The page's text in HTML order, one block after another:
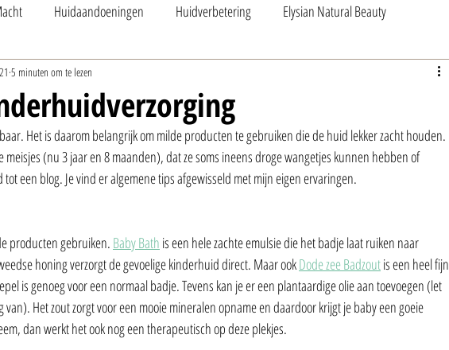
Huidaandoeningen Huidverbetering Elysian Natural Beauty
5 minuten om te lezen
Het is daarom belangrijk om milde producten te gebruiken die de huid lekker zacht houden.
meisjes (nu 3 jaar en 8 maanden), dat ze soms ineens droge wangetjes kunnen hebben of
een blog. Je vind er algemene tips afgewisseld met mijn eigen ervaringen.
producten gebruiken. Baby Bath is een hele zachte emulsie die het badje laat ruiken naar
honing verzorgt de gevoelige kinderhuid direct. Maar ook Dode zee Badzout is een heel fijn
is genoeg voor een normaal badje. Tevens kan je er een plantaardige olie aan toevoegen (let
Het zout zorgt voor een mooie mineralen opname en daardoor krijgt je baby een goeie
dan werkt het ook nog een therapeutisch op deze plekjes.